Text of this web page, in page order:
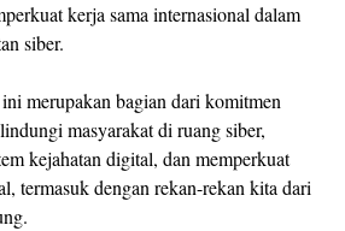
kerja sama internasional dalam
siber.
merupakan bagian dari komitmen
masyarakat di ruang siber,
kejahatan digital, dan memperkuat
termasuk dengan rekan-rekan kita dari